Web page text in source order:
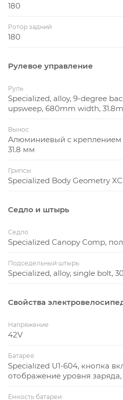
180
Ротор задний
180
Рулевое управление
Руль
Specialized, alloy, 9-degree
upsweep, 680mm width,
Вынос
Алюминиевый с креплением
31.8 мм
Грипсы
Specialized Body Geometry
Седло и штырь
Седло
Specialized Canopy Comp,
Подседельный штырь
Specialized, alloy, single bolt,
Свойства
Напряжение
42V
Батарея
Specialized U1-604, кнопка
отображение уровня
Ёмкость батареи